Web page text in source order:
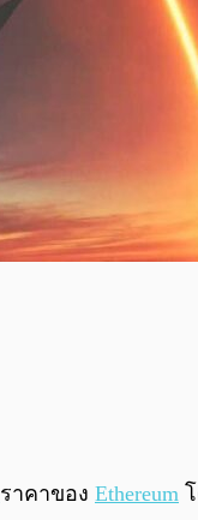
ราคาของ Ethereum